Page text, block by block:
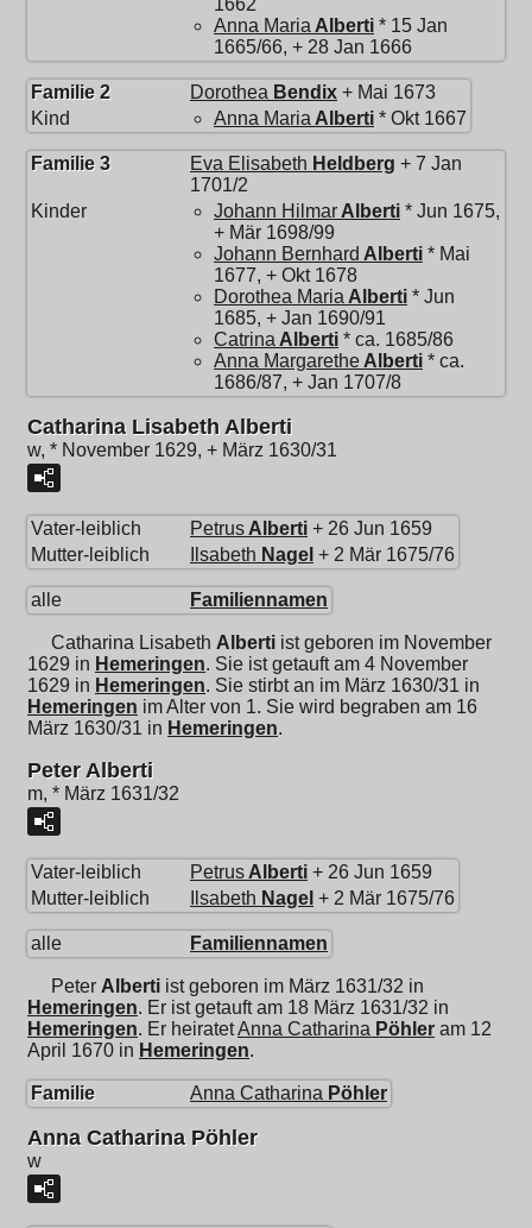
1662
Anna Maria Alberti * 15 Jan
1665/66, + 28 Jan 1666
Familie 2 Dorothea Bendix + Mai 1673
Kind
Anna Maria Alberti * Okt 1667
Familie 3 Eva Elisabeth Heldberg + 7 Jan
1701/2
Kinder
Johann Hilmar Alberti * Jun 1675,
+ Mär 1698/99
Johann Bernhard Alberti * Mai
1677, + Okt 1678
Dorothea Maria Alberti * Jun
1685, + Jan 1690/91
Catrina Alberti * ca. 1685/86
Anna Margarethe Alberti * ca.
1686/87, + Jan 1707/8
Catharina Lisabeth Alberti
w, * November 1629, + März 1630/31
Vater-leiblich Petrus Alberti + 26 Jun 1659
Mutter-leiblich
Ilsabeth Nagel + 2 Mär 1675/76
alle Familiennamen
Catharina Lisabeth Alberti ist geboren im November
1629 in Hemeringen. Sie ist getauft am 4 November
1629 in Hemeringen. Sie stirbt an im März 1630/31 in
Hemeringen im Alter von 1. Sie wird begraben am 16
März 1630/31 in Hemeringen.
Peter Alberti
m, * März 1631/32
Vater-leiblich Petrus Alberti + 26 Jun 1659
Mutter-leiblich
Ilsabeth Nagel + 2 Mär 1675/76
alle Familiennamen
Peter Alberti ist geboren im März 1631/32 in
Hemeringen. Er ist getauft am 18 März 1631/32 in
Hemeringen. Er heiratetAnna Catharina Pöhler am 12
April 1670 in Hemeringen.
Familie Anna Catharina Pöhler
Anna Catharina Pöhler
w